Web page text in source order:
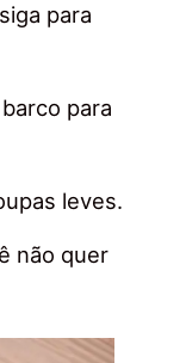
para
para
leves.
não quer